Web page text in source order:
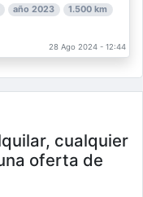
año 2023 1.500 km
28 Ago 2024 - 12:44
cualquier
oferta de